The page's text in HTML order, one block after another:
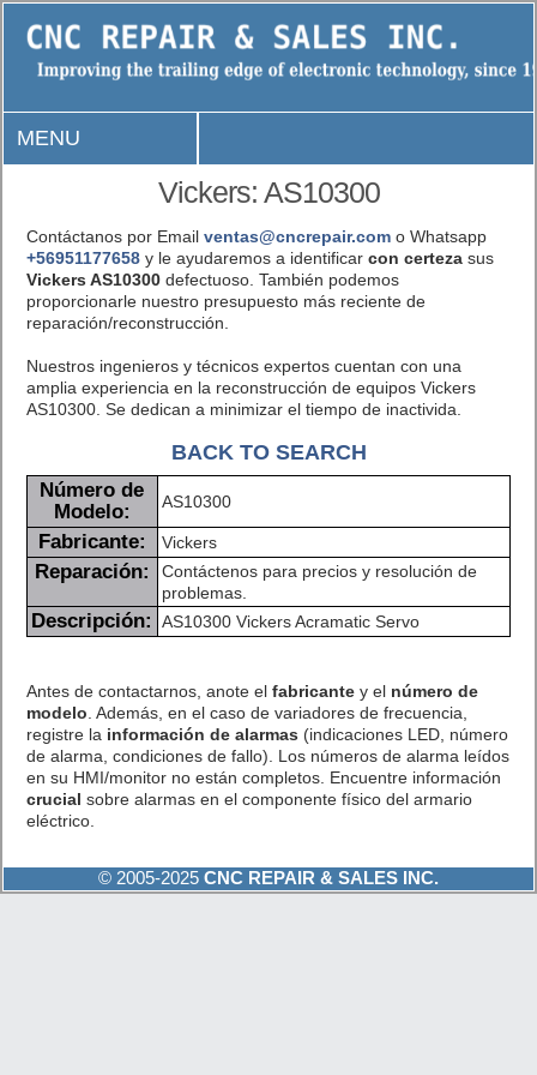
MENU
Vickers: AS10300
Contáctanos por Email ventas@cncrepair.como Whatsapp
+56951177658y le ayudaremos a identificar con certezasus
Vickers AS10300defectuoso. También podemos
proporcionarle nuestro presupuesto más reciente de
reparación/reconstrucción.
Nuestros ingenieros y técnicos expertos cuentan con una
amplia experiencia en la reconstrucción de equipos Vickers
AS10300. Se dedican a minimizar el tiempo de inactivida.
BACK TO SEARCH
Número de
Modelo:
AS10300
Fabricante: Vickers
Reparación:
Contáctenos para precios y resolución de
problemas.
Descripción: AS10300 Vickers Acramatic Servo
Antes de contactarnos, anote el fabricantey el número de
modelo . Además, en el caso de variadores de frecuencia,
registre la información de alarmas (indicaciones LED, número
de alarma, condiciones de fallo). Los números de alarma leídos
en su HMI/monitor no están completos. Encuentre información
crucial sobre alarmas en el componente físico del armario
eléctrico.
© 2005-2025 CNC REPAIR & SALES INC.